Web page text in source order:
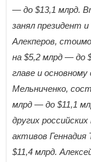
— до $13,1 млрд.
занял президент
Алекперов,
на $5,2 млрд — до
главе и
Мельниченко,
млрд — до $11,1
других
активов
$11,4 млрд.